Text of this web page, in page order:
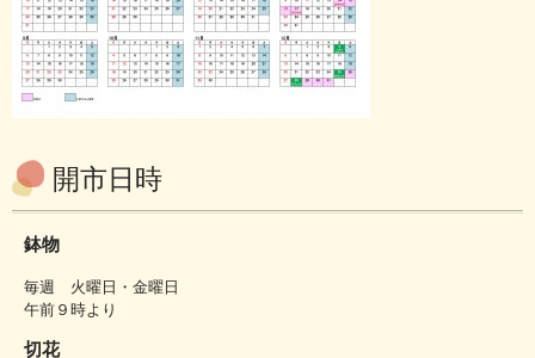
開市日時
鉢物
毎週 火曜日・金曜日
午前９時より
切花